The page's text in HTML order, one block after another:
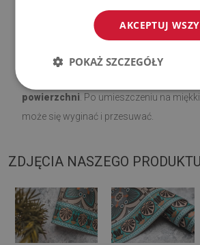
powierzchni . Po umieszczeniu na
może się wyginać i przesuwać.
ZDJĘCIA NASZEGO PRODUKTU
AKCEPTUJ
POKAŻ SZCZEGÓŁY